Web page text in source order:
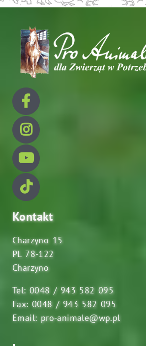
Kontakt
Charzyno 15
PL 78-122
Charzyno
Tel: 0048 / 943 582 095
Fax: 0048 / 943 582 095
Email: pro-animale@wp.pl